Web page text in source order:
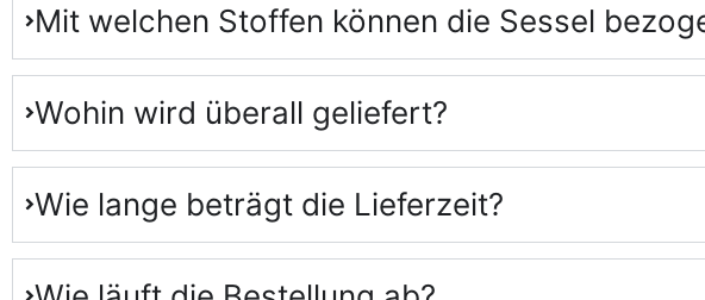
Mit welchen Stoffen können die Sessel
Wohin wird überall geliefert?
Wie lange beträgt die Lieferzeit?